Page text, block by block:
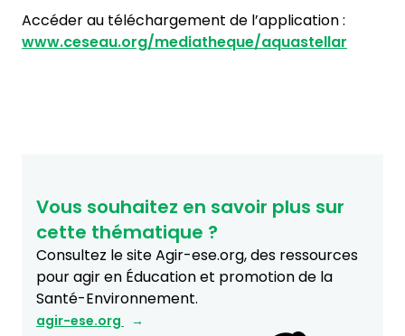
Accéder au téléchargement de l’application :
www.ceseau.org/mediatheque/aquastellar
Vous souhaitez en savoir plus sur
cette thématique ?
Consultez le site Agir-ese.org, des ressources
pour agir en Éducation et promotion de la
Santé-Environnement.
agir-ese.org